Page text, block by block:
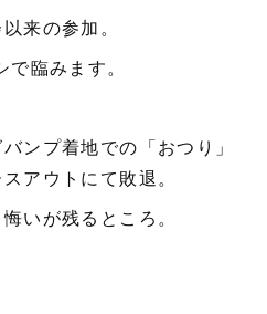
来の参加。
臨みます。
ンプ着地での「おつり」
アウトにて敗退。
いが残るところ。